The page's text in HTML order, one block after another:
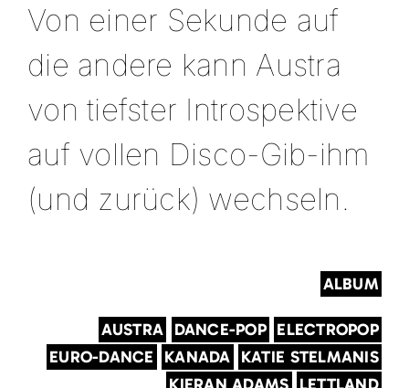
Von einer Sekunde auf
die andere kann Austra
von tiefster Introspektive
auf vollen Disco-Gib-ihm
(und zurück) wechseln.
ALBUM
AUSTRA DANCE-POP ELECTROPOP
EURO-DANCE
KANADA KATIE STELMANIS